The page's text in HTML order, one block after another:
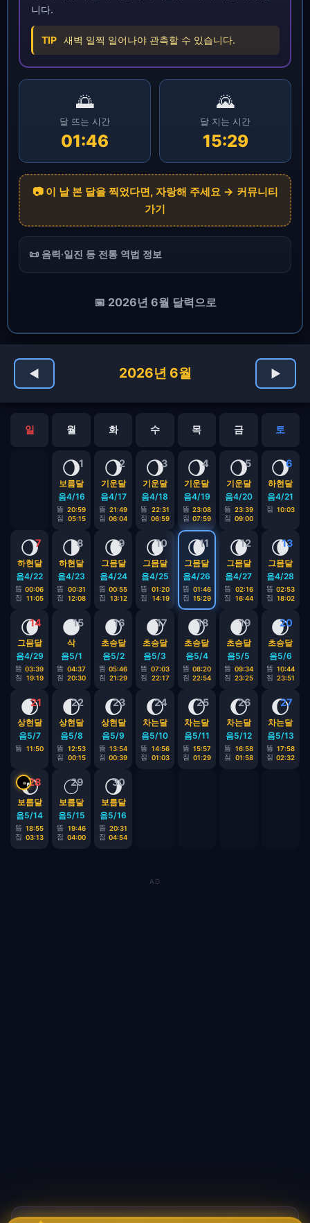
니다.
TIP 새벽 일찍 일어나야 관측할 수 있습니다.
🌅
달 뜨는 시간
01:46
🌄
달 지는 시간
15:29
📷 이 날 본 달을 찍었다면, 자랑해 주세요 → 커뮤니티
가기
📜 음력·일진 등 전통 역법 정보
📅 2026년 6월 달력으로
◀ 2026년 6월 ▶
일 월 화 수 목 금 토
1
🌖
보름달
음4/16
뜸 20:59
짐
05:15
2
🌖
기운달
음4/17
뜸 21:49
짐 06:04
3
🌖
기운달
음4/18
뜸
22:31
짐 06:59
4
🌖
기운달
음4/19
뜸 23:08
짐 07:59
5
🌖
기운달
음4/20
뜸 23:39
짐 09:00
6
🌖
하현달
음4/21
짐 10:03
7
🌖
하현달
음4/22
뜸 00:06
짐
11:05
8
🌗
하현달
음4/23
뜸
00:31
짐
12:08
9
🌘
그믐달
음4/24
뜸 00:55
짐
13:12
10
🌘
그믐달
음4/25
뜸
01:20
짐
14:19
11
🌘
그믐달
음4/26
뜸 01:46
짐 15:29
12
🌘
그믐달
음4/27
뜸
02:16
짐
16:44
13
🌘
그믐달
음4/28
뜸 02:53
짐 18:02
14
🌘
그믐달
음4/29
뜸 03:39
짐
19:19
15
🌑
삭
음5/1
뜸 04:37
짐 20:30
16
🌒
초승달
음5/2
뜸 05:46
짐 21:29
17
🌒
초승달
음5/3
뜸 07:03
짐
22:17
18
🌒
초승달
음5/4
뜸 08:20
짐 22:54
19
🌒
초승달
음5/5
뜸 09:34
짐 23:25
20
🌒
초승달
음5/6
뜸 10:44
짐 23:51
21
🌒
상현달
음5/7
뜸 11:50
22
🌓
상현달
음5/8
뜸
12:53
짐
00:15
23
🌔
상현달
음5/9
뜸 13:54
짐 00:39
24
🌔
차는달
음5/10
뜸
14:56
짐
01:03
25
🌔
차는달
음5/11
뜸 15:57
짐 01:29
26
🌔
차는달
음5/12
뜸
16:58
짐
01:58
27
🌔
차는달
음5/13
뜸 17:58
짐 02:32
28
🌔
보름달
음5/14
뜸 18:55
짐 03:13
29
🌕
보름달
음5/15
뜸
19:46
짐 04:00
30
🌖
보름달
음5/16
뜸 20:31
짐 04:54
AD